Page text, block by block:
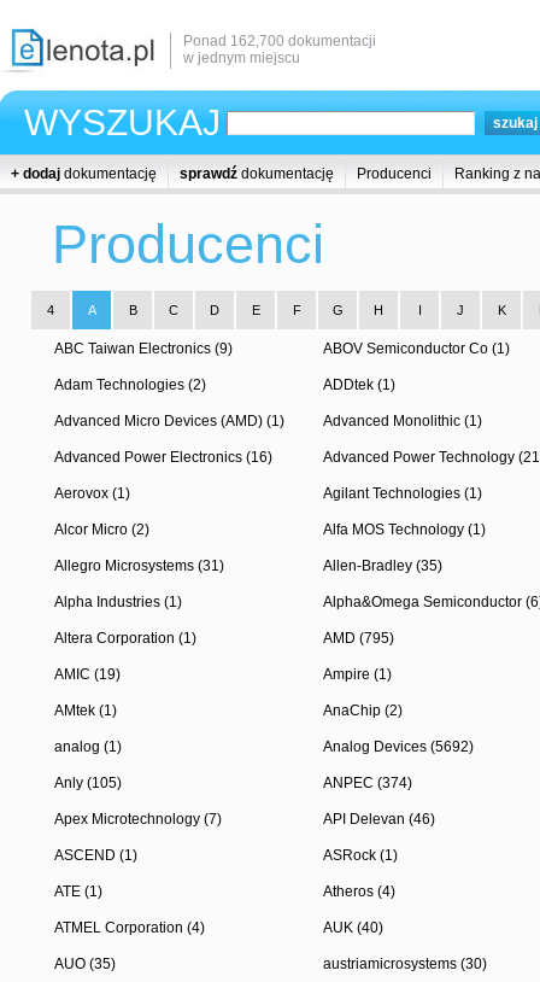
Ponad 162,700 dokumentacji
w jednym miejscu
WYSZUKAJ
+ dodaj dokumentację sprawdź dokumentację Producenci Ranking z
Producenci
4 A B C D E F G H I J K
ABC Taiwan Electronics (9) ABOV Semiconductor Co (1)
Adam Technologies (2) ADDtek (1)
Advanced Micro Devices (AMD) (1) Advanced Monolithic (1)
Advanced Power Electronics (16) Advanced Power Technology
Aerovox (1) Agilant Technologies (1)
Alcor Micro (2) Alfa MOS Technology (1)
Allegro Microsystems (31) Allen-Bradley (35)
Alpha Industries (1) Alpha&Omega Semiconductor
Altera Corporation (1) AMD (795)
AMIC (19) Ampire (1)
AMtek (1) AnaChip (2)
analog (1) Analog Devices (5692)
Anly (105) ANPEC (374)
Apex Microtechnology (7) API Delevan (46)
ASCEND (1) ASRock (1)
ATE (1) Atheros (4)
ATMEL Corporation (4) AUK (40)
AUO (35) austriamicrosystems (30)